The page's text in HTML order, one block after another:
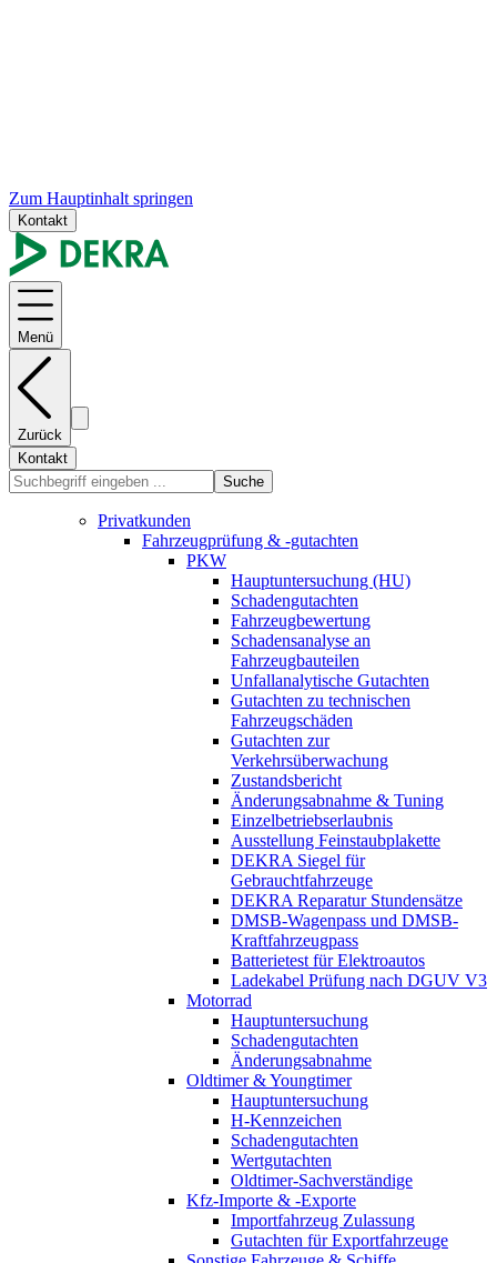
Zum Hauptinhalt springen
Kontakt
Menü
Zurück
Kontakt
Suche
Privatkunden
Fahrzeugprüfung & -gutachten
PKW
Hauptuntersuchung (HU)
Schadengutachten
Fahrzeugbewertung
Schadensanalyse an
Fahrzeugbauteilen
Unfallanalytische Gutachten
Gutachten zu technischen
Fahrzeugschäden
Gutachten zur
Verkehrsüberwachung
Zustandsbericht
Änderungsabnahme & Tuning
Einzelbetriebserlaubnis
Ausstellung Feinstaubplakette
DEKRA Siegel für
Gebrauchtfahrzeuge
DEKRA Reparatur Stundensätze
DMSB-Wagenpass und DMSB-
Kraftfahrzeugpass
Batterietest für Elektroautos
Ladekabel Prüfung nach DGUV V3
Motorrad
Hauptuntersuchung
Schadengutachten
Änderungsabnahme
Oldtimer & Youngtimer
Hauptuntersuchung
H-Kennzeichen
Schadengutachten
Wertgutachten
Oldtimer-Sachverständige
Kfz-Importe & -Exporte
Importfahrzeug Zulassung
Gutachten für Exportfahrzeuge